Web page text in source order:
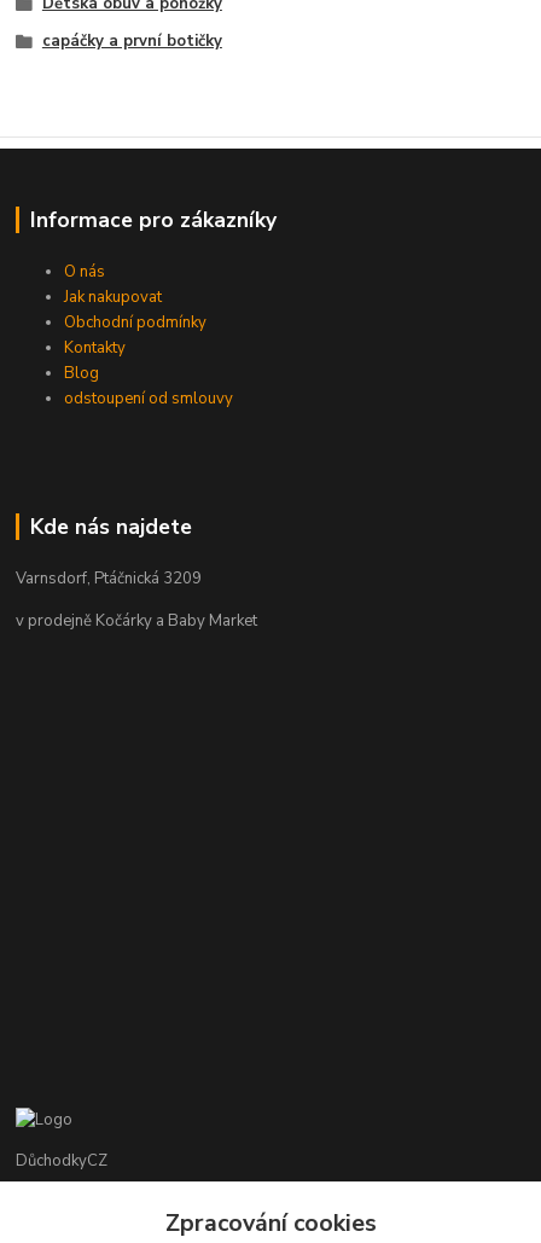
capáčky a první botičky
Informace pro zákazníky
O nás
Jak nakupovat
Obchodní podmínky
Kontakty
Blog
odstoupení od smlouvy
Kde nás najdete
Varnsdorf, Ptáčnická 3209
v prodejně Kočárky a Baby Market
DůchodkyCZ
Zpracování cookies